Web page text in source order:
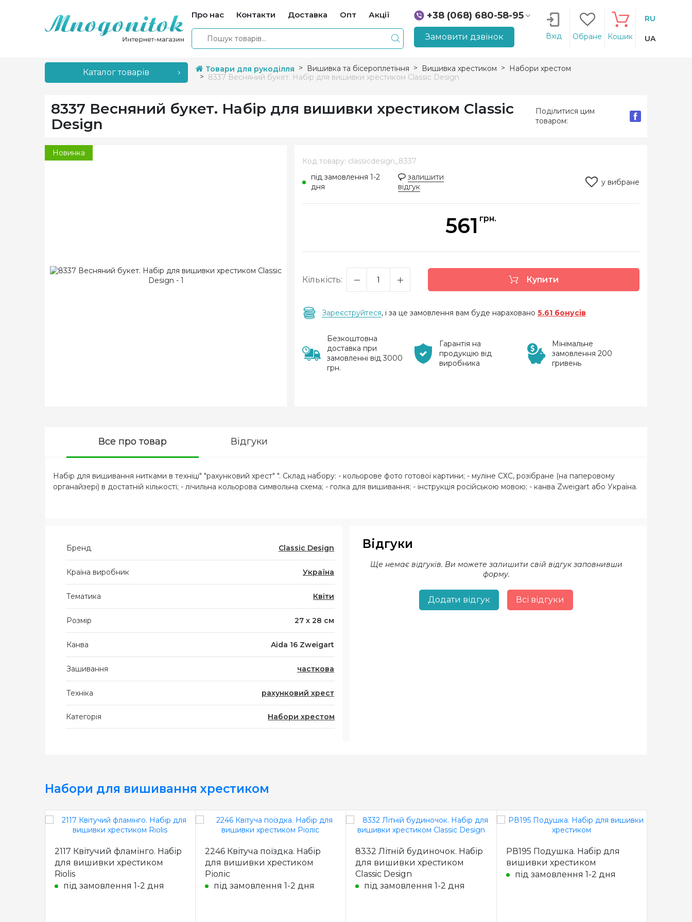
Про нас Контакти Доставка Опт Акції
+38 (068) 680-58-95
+38 (066) 207-14-90
Замовити дзвінок Вхід Обране Кошик
RU
UA
Каталог товарів Товари для рукоділля Вишивка та бісероплетіння Вишивка хрестиком
Набори хрестом
8337 Весняний букет. Набір для вишивки хрестиком Classic Design
8337 Весняний букет. Набір для вишивки хрестиком Classic
Design
Поділитися цим
товаром:
Новинка
Код товару: classicdesign_8337
під замовлення 1-2
дня
залишити
відгук
у вибране
561 грн.
Кількість: Купити
Зареєструйтеся, і за це замовлення вам буде нараховано 5.61 бонусів
Безкоштовна
доставка при
замовленні від 3000
грн.
Гарантія на
продукцію від
виробника
Мінімальне
замовлення 200
гривень
Все про товар Відгуки
Набір для вишивання нитками в техніці" "рахунковий хрест" ". Склад набору: - кольорове фото готової картини; - муліне СХС, розібране (на паперовому
органайзері) в достатній кількості; - лічильна кольорова символьна схема; - голка для вишивання; - інструкція російською мовою; - канва Zweigart або Україна.
Бренд Classic Design
Країна виробник Україна
Тематика Квіти
Розмір 27 х 28 см
Канва Aida 16 Zweigart
Зашивання часткова
Техніка рахунковий хрест
Категорія Набори хрестом
Відгуки
Ще немає відгуків. Ви можете залишити свій відгук заповнивши
форму.
Додати відгук Всі відгуки
Набори для вишивання хрестиком
2117 Квітучий фламінго. Набір
для вишивки хрестиком
Riolis
під замовлення 1-2 дня
2246 Квітуча поїздка. Набір
для вишивки хрестиком
Ріоліс
під замовлення 1-2 дня
8332 Літній будиночок. Набір
для вишивки хрестиком
Classic Design
під замовлення 1-2 дня
РВ195 Подушка. Набір для
вишивки хрестиком
під замовлення 1-2 дня